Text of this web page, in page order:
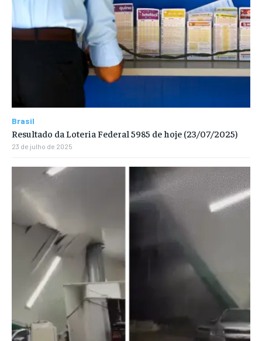
Brasil
Resultado da Loteria Federal 5985 de hoje (23/07/2025)
23 de julho de 2025